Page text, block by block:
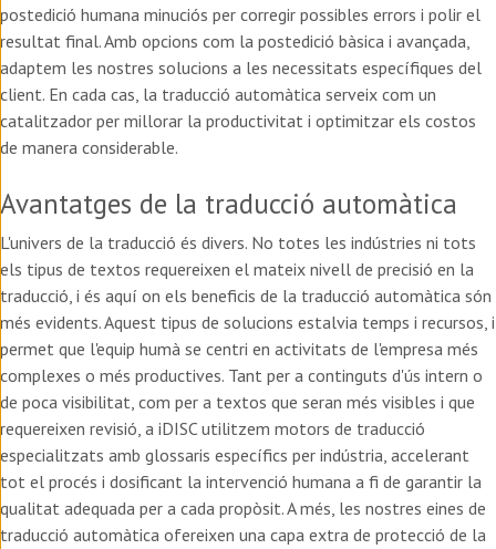
postedició humana minuciós per corregir possibles errors i polir el
resultat final. Amb opcions com la postedició bàsica i avançada,
adaptem les nostres solucions a les necessitats específiques del
client. En cada cas, la traducció automàtica serveix com un
catalitzador per millorar la productivitat i optimitzar els costos
de manera considerable.
Avantatges de la traducció automàtica
L'univers de la traducció és divers. No totes les indústries ni tots
els tipus de textos requereixen el mateix nivell de precisió en la
traducció, i és aquí on els beneficis de la traducció automàtica són
més evidents. Aquest tipus de solucions estalvia temps i recursos, i
permet que l'equip humà se centri en activitats de l'empresa més
complexes o més productives. Tant per a continguts d'ús intern o
de poca visibilitat, com per a textos que seran més visibles i que
requereixen revisió, a iDISC utilitzem motors de traducció
especialitzats amb glossaris específics per indústria, accelerant
tot el procés i dosificant la intervenció humana a fi de garantir la
qualitat adequada per a cada propòsit. A més, les nostres eines de
traducció automàtica ofereixen una capa extra de protecció de la